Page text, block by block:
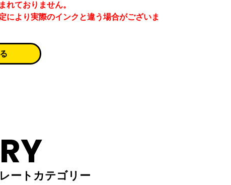
れておりません。
により実際のインクと違う場合がございま
ートカテゴリー